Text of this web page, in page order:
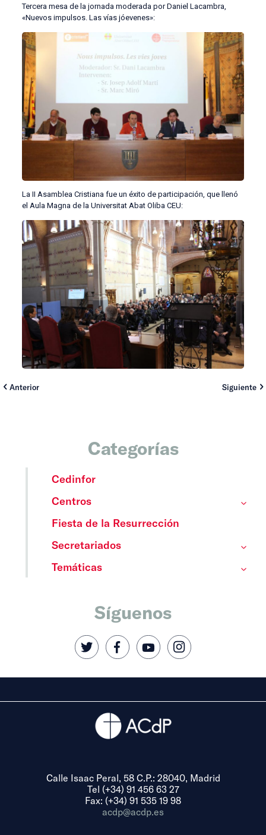
Tercera mesa de la jornada moderada por Daniel Lacambra,
«Nuevos impulsos. Las vías jóevenes»:
La II Asamblea Cristiana fue un éxito de participación, que llenó
el Aula Magna de la Universitat Abat Oliba CEU:
Anterior Siguiente
Categorías
Cedinfor
Centros
Fiesta de la Resurrección
Secretariados
Temáticas
Síguenos
Calle Isaac Peral, 58 C.P.: 28040, Madrid
Tel (+34) 91 456 63 27
Fax: (+34) 91 535 19 98
acdp@acdp.es